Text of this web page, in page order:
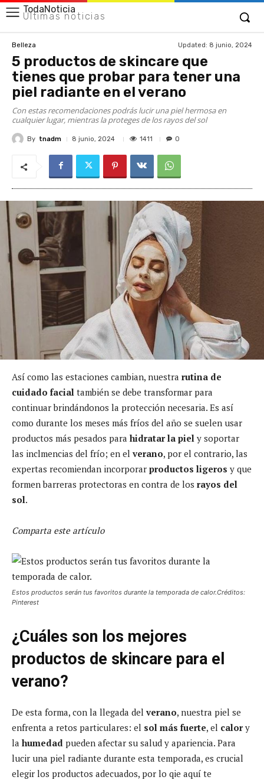
TodaNoticia
Últimas noticias
Belleza Updated: 8 junio, 2024
5 productos de skincare que
tienes que probar para tener una
piel radiante en el verano
Con estas recomendaciones podrás lucir una piel hermosa en
cualquier lugar, mientras la proteges de los rayos del sol
By tnadm 8 junio, 2024 1411 0
Así como las estaciones cambian, nuestra rutina de
cuidado facial también se debe transformar para
continuar brindándonos la protección necesaria. Es así
como durante los meses más fríos del año se suelen usar
productos más pesados para hidratar la piel y soportar
las inclmencias del frío; en el verano, por el contrario, las
expertas recomiendan incorporar productos ligeros y que
formen barreras protectoras en contra de los rayos del
sol.
Comparta este artículo
Estos productos serán tus favoritos durante la temporada de calor.Créditos:
Pinterest
¿Cuáles son los mejores
productos de skincare para el
verano?
De esta forma, con la llegada del verano, nuestra piel se
enfrenta a retos particulares: el sol más fuerte, el calory
la humedad pueden afectar su salud y apariencia. Para
lucir una piel radiante durante esta temporada, es crucial
elegir los productos adecuados, por lo qie aquí te